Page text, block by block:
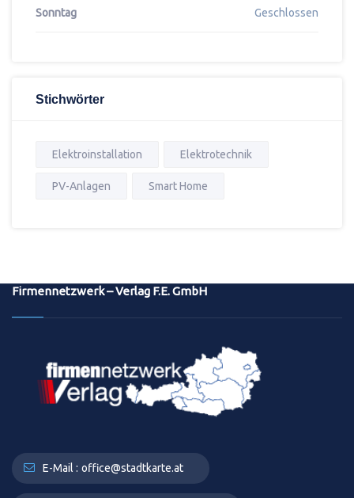
Sonntag Geschlossen
Stichwörter
Elektroinstallation Elektrotechnik
PV-Anlagen Smart Home
Firmennetzwerk – Verlag F.E. GmbH
E-Mail : office@stadtkarte.at